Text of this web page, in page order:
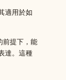
適用於如
前提下，能
達。這種